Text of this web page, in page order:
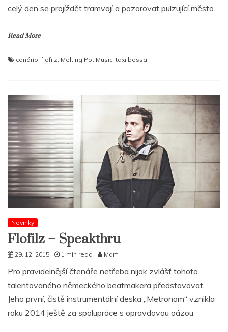
celý den se projíždět tramvají a pozorovat pulzující město.
Read More
canário ,flofilz Melting Pot Music ,taxi bossa
Novinky
Flofilz – Speakthru
29. 12. 2015 1 min read Marfi
Pro pravidelnější čtenáře netřeba nijak zvlášť tohoto
talentovaného německého beatmakera představovat.
Jeho první, čistě instrumentální deska „Metronom“ vznikla
roku 2014 ještě za spolupráce s opravdovou oázou